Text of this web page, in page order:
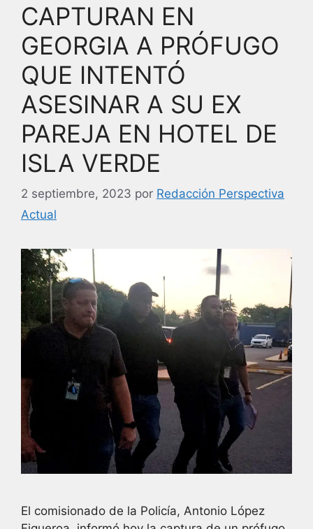
o
k
CAPTURAN EN
GEORGIA A PRÓFUGO
QUE INTENTÓ
ASESINAR A SU EX
PAREJA EN HOTEL DE
ISLA VERDE
2 septiembre, 2023 por Redacción Perspectiva
Actual
El comisionado de la Policía, Antonio López